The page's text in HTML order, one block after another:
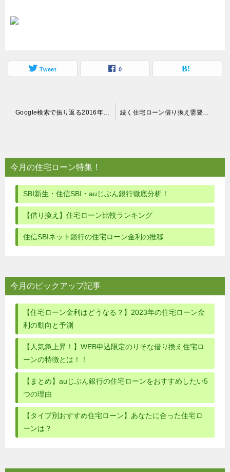
Tweet 0
ビ
ゲ
Google検索で振り返る2016年の急上昇ニュースと住宅ローンへの影響 続く住宅ローン借り換え需要｜2016年12月は前年比18％増の申込件数
今月の住宅ローン特集！
SBI新生・住信SBI・auじぶん銀行徹底分析！
【借り換え】住宅ローン比較ランキング
住信SBIネット銀行の住宅ローン金利の推移
今月のピックアップ記事
【住宅ローン金利はどうなる？】2023年の住宅ローン金
利の動向と予測
【人気急上昇！】WEB申込限定のりそな借り換え住宅ロ
ーンの特徴とは！！
【まとめ】auじぶん銀行の住宅ローンをおすすめしたい5
つの理由
【タイプ別おすすめ住宅ローン】あなたに合った住宅ロ
ーンは？